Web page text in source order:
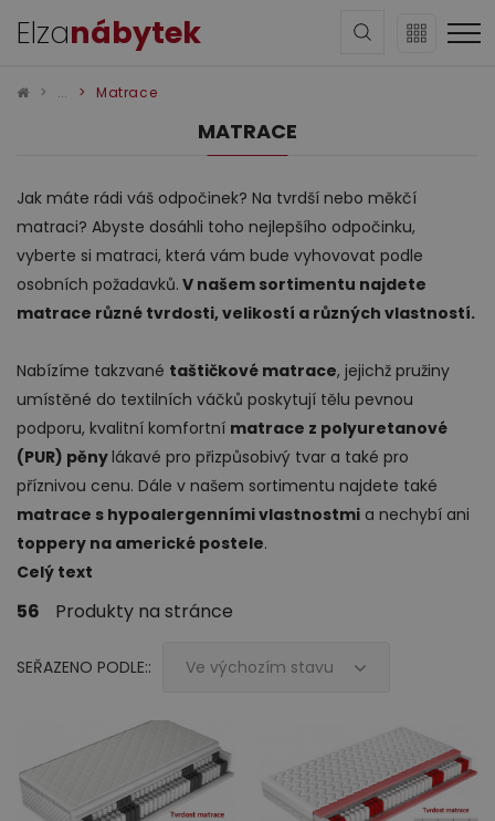
Elzanábytek
Sedací soupravy
Obývací pokoj
Matrace
MATRACE
Jak máte rádi váš odpočinek? Na tvrdší nebo měkčí
matraci? Abyste dosáhli toho nejlepšího odpočinku,
vyberte si matraci, která vám bude vyhovovat podle
osobních požadavků. V našem sortimentu najdete
matrace různé tvrdosti, velikostí a různých vlastností.
Nabízíme takzvané taštičkové matrace, jejichž pružiny
umístěné do textilních váčků poskytují tělu pevnou
podporu, kvalitní komfortní matrace z polyuretanové
(PUR) pěnylákavé pro přizpůsobivý tvar a také pro
příznivou cenu. Dále v našem sortimentu najdete také
matrace s hypoalergenními vlastnostmi a nechybí ani
toppery na americké postele.
Celý text
56 Produkty na stránce
SEŘAZENO PODLE:: Ve výchozím stavu